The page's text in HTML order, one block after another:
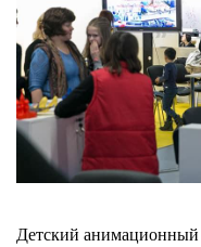
МЕРОПРИЯТИЯ
О КАЛИБРЕ
ИНФОРМАЦИЯ
РЕЗИДЕНТОВ
ИНФОРМАЦИЯ
ДЛЯ
РЕЗИДЕНТОВ
Детский